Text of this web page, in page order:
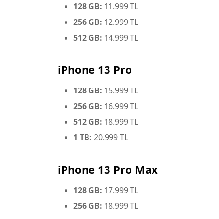
128 GB: 11.999 TL
256 GB: 12.999 TL
512 GB: 14.999 TL
iPhone 13 Pro
128 GB: 15.999 TL
256 GB: 16.999 TL
512 GB: 18.999 TL
1 TB: 20.999 TL
iPhone 13 Pro Max
128 GB: 17.999 TL
256 GB: 18.999 TL